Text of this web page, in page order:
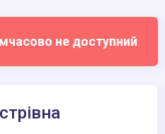
не доступний